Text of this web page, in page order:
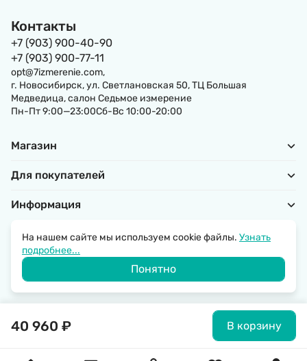
40 960 ₽ В корзину
Контакты
+7 (903) 900-40-90
+7 (903) 900-77-11
opt@7izmerenie.com,
г. Новосибирск, ул. Светлановская 50, ТЦ Большая
Медведица, салон Седьмое измерение
Пн-Пт 9:00—23:00Сб-Вс 10:00-20:00
Магазин
Для покупателей
Информация
© 2026 SantechRussia.
Политика обработки персональных данных
На нашем сайте мы используем cookie файлы. Узнать
подробнее...
Понятно